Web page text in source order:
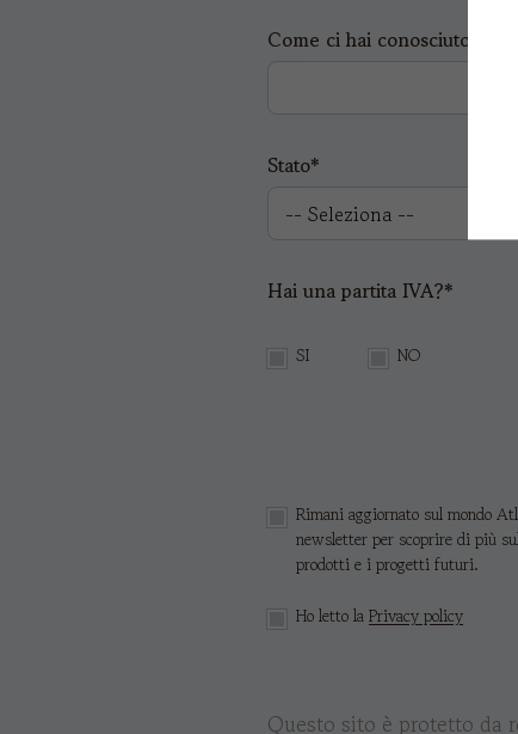
Come ci hai conosciuto?*
Stato*
Hai una partita IVA?*
SI NO
Rimani aggiornato sul mondo
newsletter per scoprire di più
prodotti e i progetti futuri.
Ho letto la Privacy policy
Questo sito è protetto da